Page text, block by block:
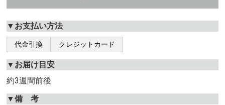
▼お支払い方法
代金引換 クレジットカード
▼お届け目安
約3週間前後
▼備 考